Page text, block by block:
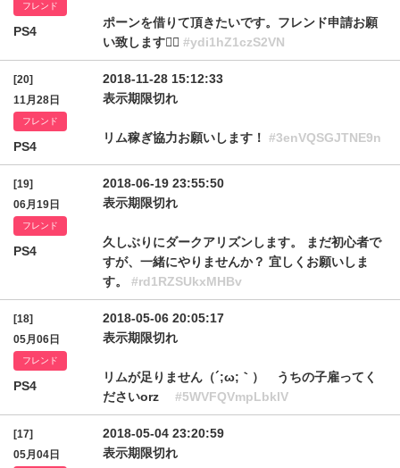
フレンド
PS4
ポーンを借りて頂きたいです。フレンド申請お願
い致します🙇‍♂️ #ydi1hZ1czS2VN
[20]
11月28日
フレンド
PS4
2018-11-28 15:12:33
表示期限切れ
リム稼ぎ協力お願いします！ #3enVQSGJTNE9n
[19]
06月19日
フレンド
PS4
2018-06-19 23:55:50
表示期限切れ
久しぶりにダークアリズンします。 まだ初心者で
すが、一緒にやりませんか？ 宜しくお願いしま
す。 #rd1RZSUkxMHBv
[18]
05月06日
フレンド
PS4
2018-05-06 20:05:17
表示期限切れ
リムが足りません（´;ω;｀） うちの子雇ってく
ださいorz #5WVFQVmpLbklV
[17]
05月04日
2018-05-04 23:20:59
表示期限切れ